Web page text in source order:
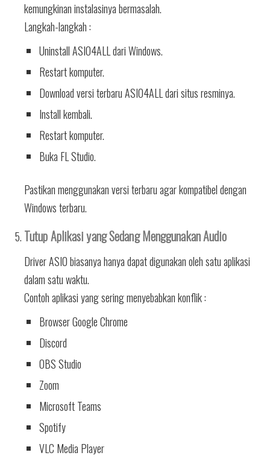
kemungkinan instalasinya bermasalah.
Langkah-langkah :
Uninstall ASIO4ALL dari Windows.
Restart komputer.
Download versi terbaru ASIO4ALL dari situs resminya.
Install kembali.
Restart komputer.
Buka FL Studio.
Pastikan menggunakan versi terbaru agar kompatibel dengan
Windows terbaru.
Tutup Aplikasi yang Sedang Menggunakan Audio
Driver ASIO biasanya hanya dapat digunakan oleh satu aplikasi
dalam satu waktu.
Contoh aplikasi yang sering menyebabkan konflik :
Browser Google Chrome
Discord
OBS Studio
Zoom
Microsoft Teams
Spotify
VLC Media Player